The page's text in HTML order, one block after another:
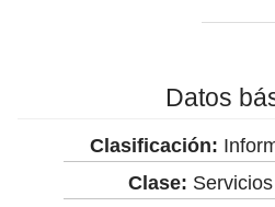
Datos
Clasificación:
Clase: